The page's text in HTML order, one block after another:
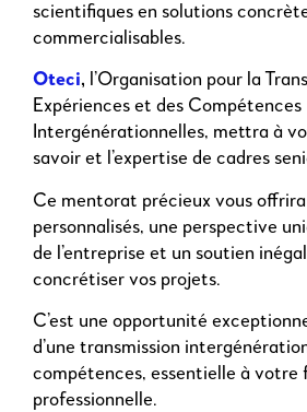
scientifiques en solutions
commercialisables.
Oteci, l’Organisation pour la
Expériences et des Compétences
Intergénérationnelles, mettra à
savoir et l’expertise de cadres
Ce mentorat précieux vous offrira
personnalisés, une perspective
de l’entreprise et un soutien
concrétiser vos projets.
C’est une opportunité
d’une transmission
compétences, essentielle à votre
professionnelle.